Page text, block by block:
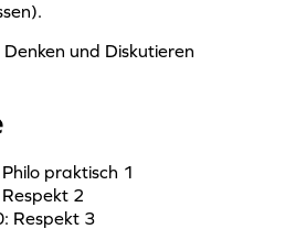
und Diskutieren
praktisch 1
2
Respekt 3